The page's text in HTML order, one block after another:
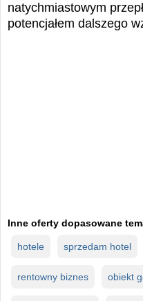
natychmiastowym
potencjałem dalszego
Inne oferty dopasowane
hotele sprzedam hotel
rentowny biznes obiekt